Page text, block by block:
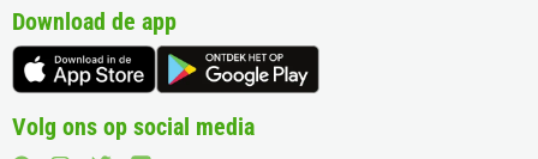
Download de app
Volg ons op social media